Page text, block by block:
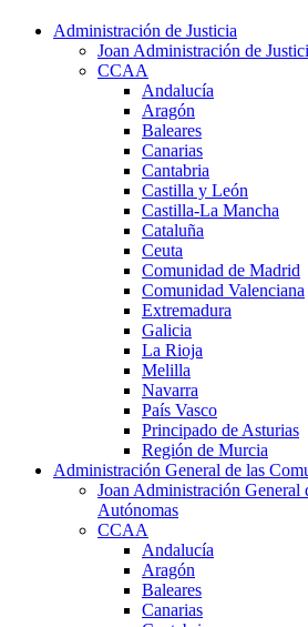
Administración de Justicia
Joan Administración de
CCAA
Andalucía
Aragón
Baleares
Canarias
Cantabria
Castilla y León
Castilla-La Mancha
Cataluña
Ceuta
Comunidad de Madrid
Comunidad Valenciana
Extremadura
Galicia
La Rioja
Melilla
Navarra
País Vasco
Principado de Asturias
Región de Murcia
Administración General de las
Joan Administración General
Autónomas
CCAA
Andalucía
Aragón
Baleares
Canarias